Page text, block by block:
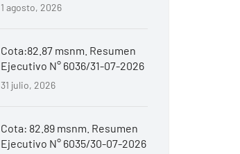
1 agosto, 2026
Cota:82.87 msnm. Resumen
Ejecutivo N° 6036/31-07-2026
31 julio, 2026
Cota: 82.89 msnm. Resumen
Ejecutivo N° 6035/30-07-2026